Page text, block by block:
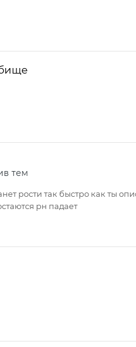
тем
рости так быстро как ты
рн падает